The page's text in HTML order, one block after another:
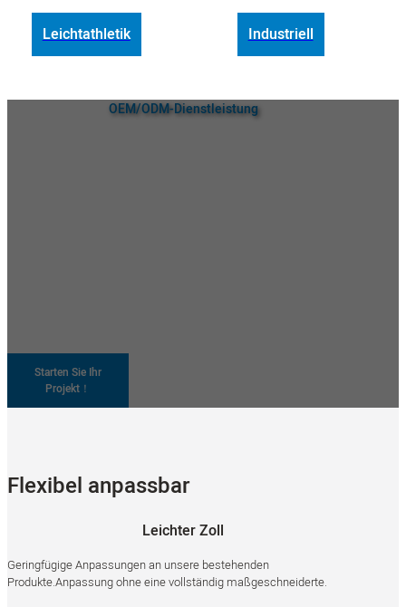
Leichtathletik Industriell
OEM/ODM-Dienstleistung
Starten Sie Ihr
Projekt！
Flexibel anpassbar
Leichter Zoll
Geringfügige Anpassungen an unsere bestehenden
Produkte.Anpassung ohne eine vollständig maßgeschneiderte.